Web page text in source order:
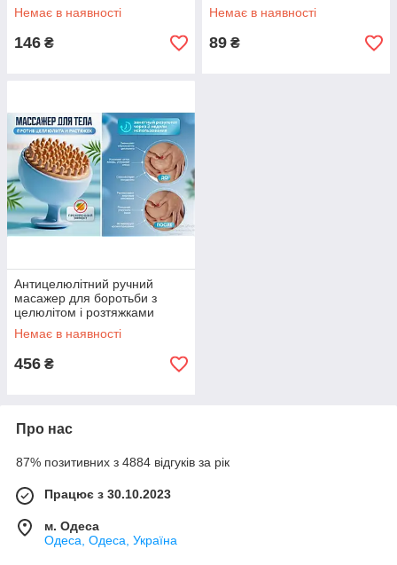
Немає в наявності
146 ₴
Немає в наявності
89 ₴
Антицелюлітний ручний
масажер для боротьби з
целюлітом і розтяжками
Блакитний AND5289 iC227
Немає в наявності
456 ₴
Про нас
87% позитивних з 4884 відгуків за рік
Працює з 30.10.2023
м. Одеса
Одеса, Одеса, Україна